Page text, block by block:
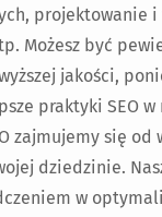
projektowanie
Możesz być
jakości,
praktyki SEO
zajmujemy się
dziedzinie.
w